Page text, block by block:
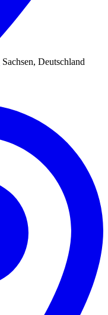
Sachsen, Deutschland